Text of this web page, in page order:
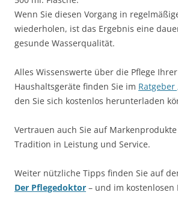
Wenn Sie diesen Vorgang in
wiederholen, ist das Ergebnis eine
gesunde Wasserqualität.
Alles Wissenswerte über die Pflege
Haushaltsgeräte finden Sie im Ratgeber
den Sie sich kostenlos herunterladen
Vertrauen auch Sie auf
Tradition in Leistung und Service.
Weiter nützliche Tipps finden Sie auf
Der Pflegedoktor – und im kostenlosen